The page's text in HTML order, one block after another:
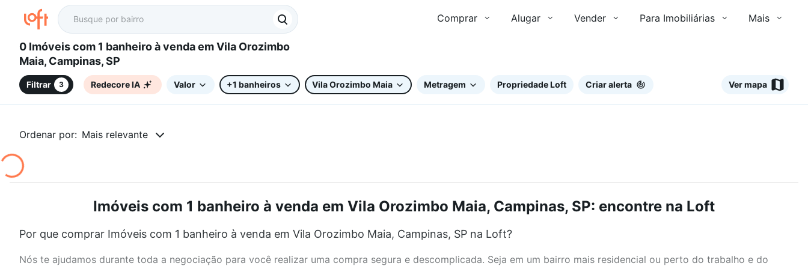
Comprar Alugar Vender Para Imobiliárias Mais
0 Imóveis com 1 banheiro à venda em Vila Orozimbo
Maia, Campinas, SP
Filtrar 3 Redecore IA Valor +1 banheiros Vila Orozimbo Maia Metragem Propriedade Loft Criar alerta Ver mapa
Ordenar por: Mais relevante
Imóveis com 1 banheiro à venda em Vila Orozimbo Maia, Campinas, SP: encontre na Loft
Por que comprar Imóveis com 1 banheiro à venda em Vila Orozimbo Maia, Campinas, SP na Loft?
Nós te ajudamos durante toda a negociação para você realizar uma compra segura e descomplicada. Seja em um bairro mais residencial ou perto do trabalho e do